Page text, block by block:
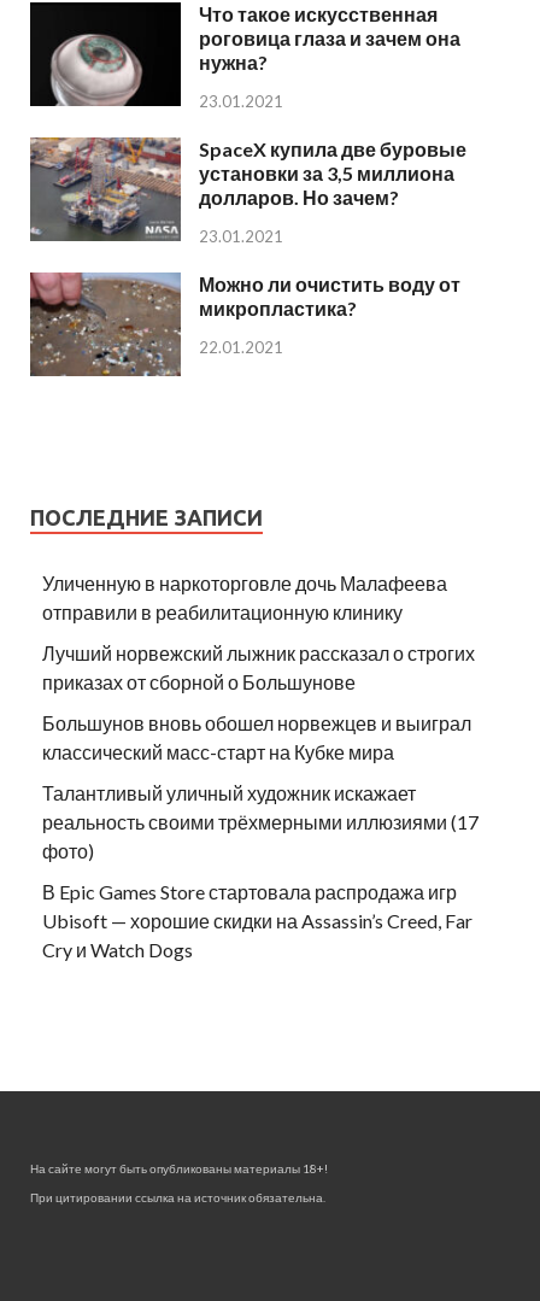
Что такое искусственная
роговица глаза и зачем она
нужна?
23.01.2021
SpaceX купила две буровые
установки за 3,5 миллиона
долларов. Но зачем?
23.01.2021
Можно ли очистить воду от
микропластика?
22.01.2021
ПОСЛЕДНИЕ ЗАПИСИ
Уличенную в наркоторговле дочь Малафеева
отправили в реабилитационную клинику
Лучший норвежский лыжник рассказал о строгих
приказах от сборной о Большунове
Большунов вновь обошел норвежцев и выиграл
классический масс-старт на Кубке мира
Талантливый уличный художник искажает
реальность своими трёхмерными иллюзиями (17
фото)
В Epic Games Store стартовала распродажа игр
Ubisoft — хорошие скидки на Assassin’s Creed, Far
Cry и Watch Dogs
На сайте могут быть опубликованы материалы 18+!
При цитировании ссылка на источник обязательна.